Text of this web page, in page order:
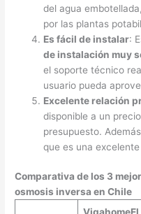
del agua
por las plantas
Es fácil de instalar:
de instalación muy
el soporte técnico
usuario pueda
Excelente relación
disponible a un
presupuesto.
que es una
Comparativa de los 3
osmosis inversa en Chile